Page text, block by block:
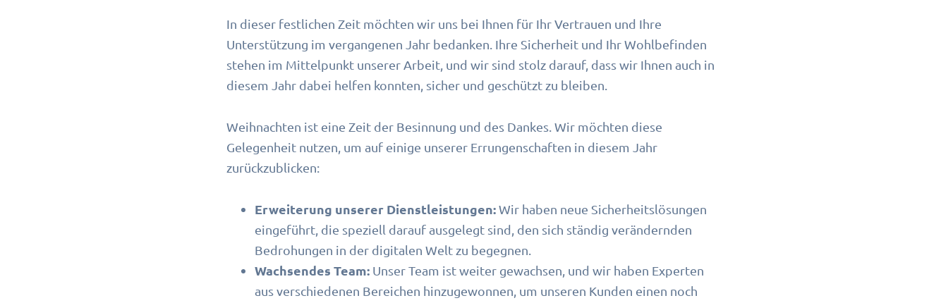
In dieser festlichen Zeit möchten wir uns bei Ihnen für Ihr Vertrauen und Ihre
Unterstützung im vergangenen Jahr bedanken. Ihre Sicherheit und Ihr Wohlbefinden
stehen im Mittelpunkt unserer Arbeit, und wir sind stolz darauf, dass wir Ihnen auch in
diesem Jahr dabei helfen konnten, sicher und geschützt zu bleiben.
Weihnachten ist eine Zeit der Besinnung und des Dankes. Wir möchten diese
Gelegenheit nutzen, um auf einige unserer Errungenschaften in diesem Jahr
zurückzublicken:
Erweiterung unserer Dienstleistungen:Wir haben neue Sicherheitslösungen
eingeführt, die speziell darauf ausgelegt sind, den sich ständig verändernden
Bedrohungen in der digitalen Welt zu begegnen.
Wachsendes Team: Unser Team ist weiter gewachsen, und wir haben Experten
aus verschiedenen Bereichen hinzugewonnen, um unseren Kunden einen noch